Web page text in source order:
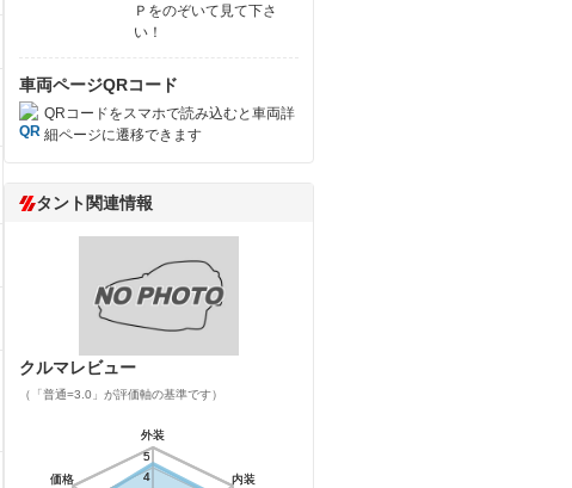
Ｐをのぞいて見て下さ
い！
車両ページQRコード
QRコードをスマホで読み込むと車両詳
細ページに遷移できます
タント関連情報
クルマレビュー
（「普通=3.0」が評価軸の基準です）
外装
内装
価格 4
5
外装
内装
価格 4
5